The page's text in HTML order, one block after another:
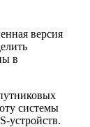
версия
в
системы
устройств.